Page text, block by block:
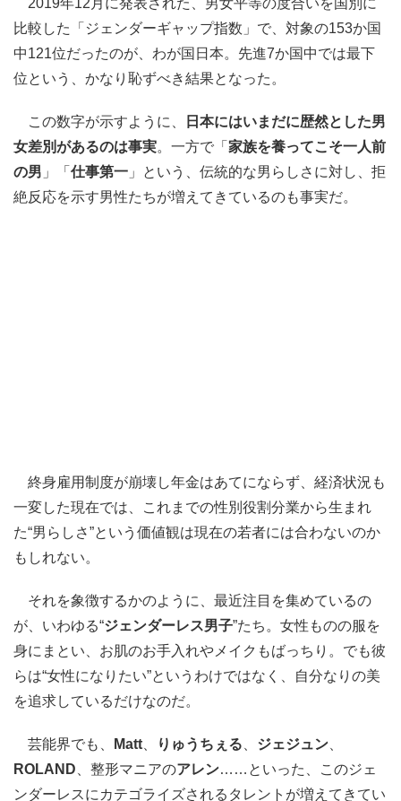
2019年12月に発表された、男女平等の度合いを国別に
比較した「ジェンダーギャップ指数」で、対象の153か国
中121位だったのが、わが国日本。先進7か国中では最下
位という、かなり恥ずべき結果となった。
この数字が示すように、
日本にはいまだに歴然とした男
女差別があるのは事実。一方で「 家族を養ってこそ一人前
の男 」「 仕事第一 」という、伝統的な男らしさに対し、拒
絶反応を示す男性たちが増えてきているのも事実だ。
終身雇用制度が崩壊し年金はあてにならず、経済状況も
一変した現在では、これまでの性別役割分業から生まれ
た“男らしさ”という価値観は現在の若者には合わないのか
もしれない。
それを象徴するかのように、最近注目を集めているの
が、いわゆる“ジェンダーレス男子”たち。女性ものの服を
身にまとい、お肌のお手入れやメイクもばっちり。でも彼
らは“女性になりたい”というわけではなく、自分なりの美
を追求しているだけなのだ。
芸能界でも、 Matt、 りゅうちぇる、 ジェジュン、
ROLAND、整形マニアのアレン……といった、このジェ
ンダーレスにカテゴライズされるタレントが増えてきてい